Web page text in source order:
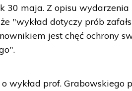
30 maja. Z opisu
"wykład dotyczy prób
jest chęć ochrony
wykład prof. Grabowskiego